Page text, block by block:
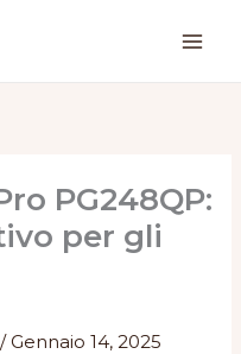
PG248QP:
per gli
/Gennaio 14, 2025